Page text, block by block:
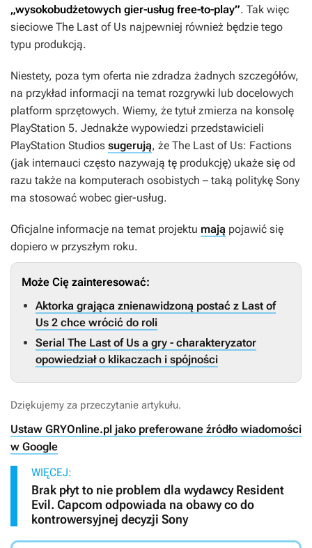
„wysokobudżetowych gier-usług free-to-play”. Tak więc
sieciowe The Last of Us najpewniej również będzie tego
typu produkcją.
Niestety, poza tym oferta nie zdradza żadnych szczegółów,
na przykład informacji na temat rozgrywki lub docelowych
platform sprzętowych. Wiemy, że tytuł zmierza na konsolę
PlayStation 5. Jednakże wypowiedzi przedstawicieli
PlayStation Studios sugerują, że The Last of Us: Factions
(jak internauci często nazywają tę produkcję) ukaże się od
razu także na komputerach osobistych – taką politykę Sony
ma stosować wobec gier-usług.
Oficjalne informacje na temat projektu mają pojawić się
dopiero w przyszłym roku.
Może Cię zainteresować:
Aktorka grająca znienawidzoną postać z Last of
Us 2 chce wrócić do roli
Serial The Last of Us a gry - charakteryzator
opowiedział o klikaczach i spójności
Dziękujemy za przeczytanie artykułu.
Ustaw GRYOnline.pl jako preferowane źródło wiadomości
w Google
WIĘCEJ:
Brak płyt to nie problem dla wydawcy Resident
Evil. Capcom odpowiada na obawy co do
kontrowersyjnej decyzji Sony